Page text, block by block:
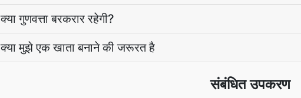
क्या गुणवत्ता बरकरार रहेगी?
क्या मुझे एक खाता बनाने की जरूरत है
संबंधित उपकरण